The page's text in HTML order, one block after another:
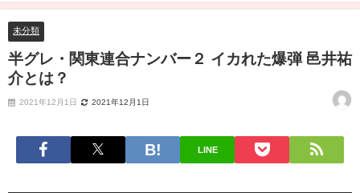
未分類
半グレ・関東連合ナンバー２ イカれた爆弾 邑井祐
介とは？
2021年12月1日 2021年12月1日
LINE